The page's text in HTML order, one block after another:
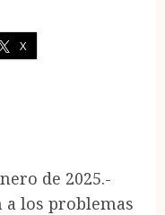
X
de 2025.-
a los problemas